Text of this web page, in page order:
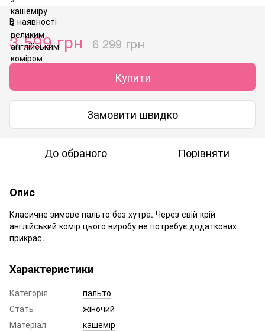
В наявності
3 599 грн 6 299 грн
Купити
Замовити швидко
До обраного Порівняти
Опис
Класичне зимове пальто без хутра. Через свій крій
англійський комір цього виробу не потребує додаткових
прикрас.
Характеристики
Категорія
пальто
Стать
жіночий
Матеріал
кашемір